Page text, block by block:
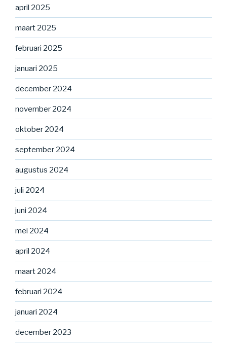
april 2025
maart 2025
februari 2025
januari 2025
december 2024
november 2024
oktober 2024
september 2024
augustus 2024
juli 2024
juni 2024
mei 2024
april 2024
maart 2024
februari 2024
januari 2024
december 2023